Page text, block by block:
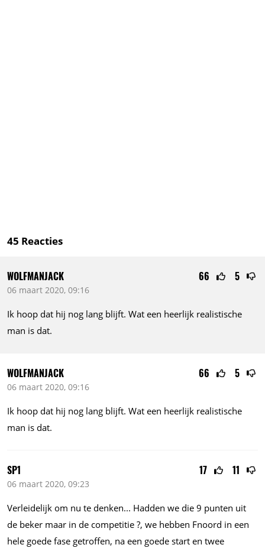
45 Reacties
66 5
WOLFMANJACK
06 maart 2020, 09:16
Ik hoop dat hij nog lang blijft. Wat een heerlijk realistische
man is dat.
66 5
WOLFMANJACK
06 maart 2020, 09:16
Ik hoop dat hij nog lang blijft. Wat een heerlijk realistische
man is dat.
17 11
SP1
06 maart 2020, 09:23
Verleidelijk om nu te denken... Hadden we die 9 punten uit
de beker maar in de competitie ?, we hebben Fnoord in een
hele goede fase getroffen, na een goede start en twee